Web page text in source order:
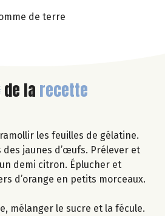
de terre
de la recette
les feuilles de gélatine.
jaunes d’œufs. Prélever et
demi citron. Éplucher et
d’orange en petits morceaux.
mélanger le sucre et la fécule.